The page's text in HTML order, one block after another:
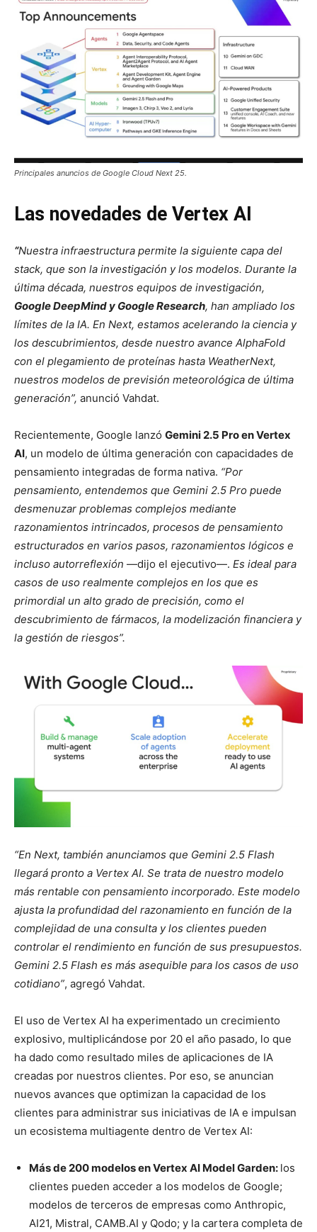
Principales anuncios de Google Cloud Next 25.
Las novedades de Vertex AI
“Nuestra infraestructura permite la siguiente capa del
stack, que son la investigación y los modelos. Durante la
última década, nuestros equipos de investigación,
Google DeepMind y Google Research, han ampliado los
límites de la IA. En Next, estamos acelerando la ciencia y
los descubrimientos, desde nuestro avance AlphaFold
con el plegamiento de proteínas hasta WeatherNext,
nuestros modelos de previsión meteorológica de última
generación”, anunció Vahdat.
Recientemente, Google lanzó Gemini 2.5 Pro en Vertex
AI, un modelo de última generación con capacidades de
pensamiento integradas de forma nativa. “Por
pensamiento, entendemos que Gemini 2.5 Pro puede
desmenuzar problemas complejos mediante
razonamientos intrincados, procesos de pensamiento
estructurados en varios pasos, razonamientos lógicos e
incluso autorreflexión —dijo el ejecutivo—. Es ideal para
casos de uso realmente complejos en los que es
primordial un alto grado de precisión, como el
descubrimiento de fármacos, la modelización financiera y
la gestión de riesgos”.
“En Next, también anunciamos que Gemini 2.5 Flash
llegará pronto a Vertex AI. Se trata de nuestro modelo
más rentable con pensamiento incorporado. Este modelo
ajusta la profundidad del razonamiento en función de la
complejidad de una consulta y los clientes pueden
controlar el rendimiento en función de sus presupuestos.
Gemini 2.5 Flash es más asequible para los casos de uso
cotidiano”, agregó Vahdat.
El uso de Vertex AI ha experimentado un crecimiento
explosivo, multiplicándose por 20 el año pasado, lo que
ha dado como resultado miles de aplicaciones de IA
creadas por nuestros clientes. Por eso, se anuncian
nuevos avances que optimizan la capacidad de los
clientes para administrar sus iniciativas de IA e impulsan
un ecosistema multiagente dentro de Vertex AI:
Más de 200 modelos en Vertex AI Model Garden: los
clientes pueden acceder a los modelos de Google;
modelos de terceros de empresas como Anthropic,
AI21, Mistral, CAMB.AI y Qodo; y la cartera completa de